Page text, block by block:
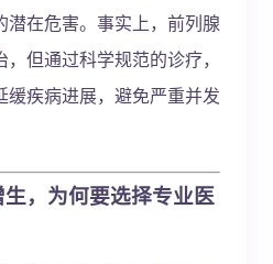
潜在危害。事实上，前列腺
但通过科学规范的诊疗，
缓疾病进展，避免严重并发
，为何要选择专业医